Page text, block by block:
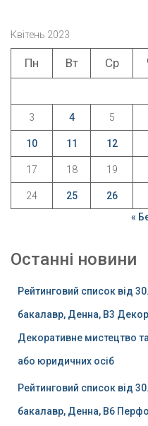
Квітень 2023
Пн Вт Ср
3 4 5
10 11 12
17 18 19
24 25 26
«
Останні новини
Рейтинговий список від
бакалавр, Денна, B3
Декоративне мистецтво
або юридичних осіб
Рейтинговий список від
бакалавр, Денна, B6